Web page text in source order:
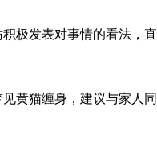
极发表对事情的看法，直
黄猫缠身，建议与家人同